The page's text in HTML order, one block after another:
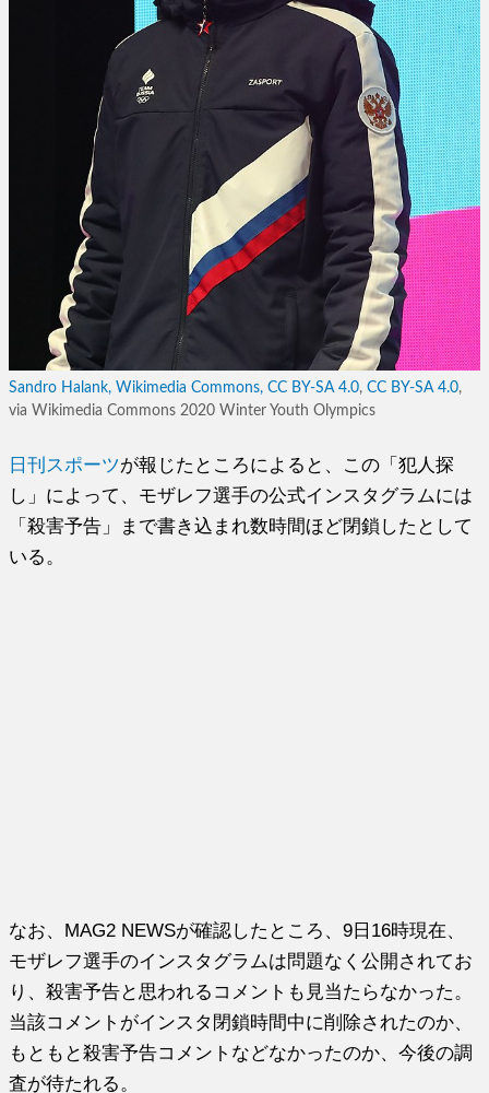
Sandro Halank, Wikimedia Commons, CC BY-SA 4.0,CC BY-SA 4.0,
via Wikimedia Commons 2020 Winter Youth Olympics
日刊スポーツが報じたところによると、この「犯人探
し」によって、モザレフ選手の公式インスタグラムには
「殺害予告」まで書き込まれ数時間ほど閉鎖したとして
いる。
なお、MAG2 NEWSが確認したところ、9日16時現在、
モザレフ選手のインスタグラムは問題なく公開されてお
り、殺害予告と思われるコメントも見当たらなかった。
当該コメントがインスタ閉鎖時間中に削除されたのか、
もともと殺害予告コメントなどなかったのか、今後の調
査が待たれる。